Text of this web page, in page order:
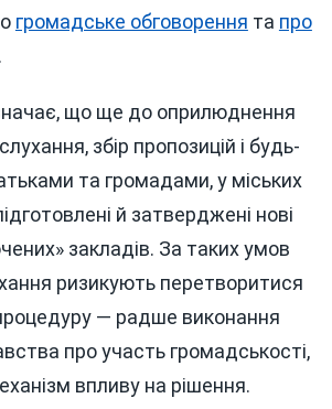
громадське обговорення та про
що ще до оприлюднення
збір пропозицій і будь-
та громадами, у міських
й затверджені нові
закладів. За таких умов
ризикують перетворитися
— радше виконання
про участь громадськості,
впливу на рішення.